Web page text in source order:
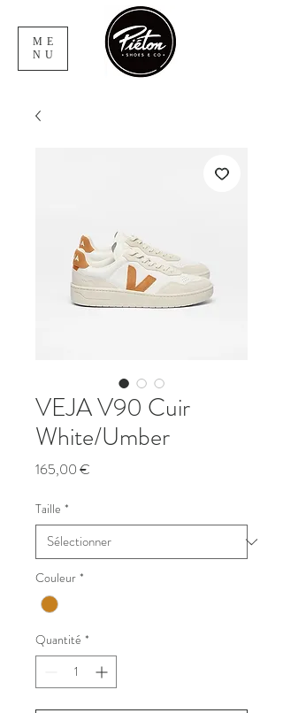
ME
NU
VEJA V90 Cuir
White/Umber
165,00 €
Taille *
Couleur *
Quantité *